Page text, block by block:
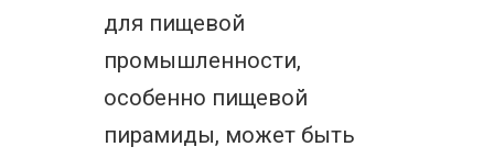
для пищевой
промышленности,
особенно пищевой
пирамиды, может быть